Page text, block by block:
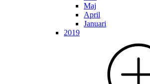
Maj
April
Januari
2019